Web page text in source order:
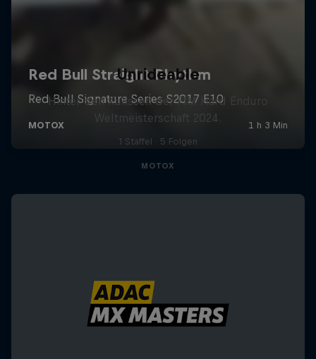
Unrideable
Hinter den Kulissen der FIM Hard Enduro
Weltmeisterschaft 2024.
1 Staffel · 5 Folgen
MOTOX